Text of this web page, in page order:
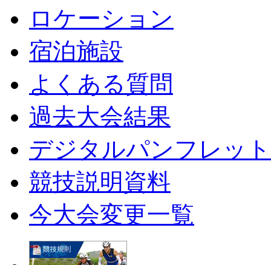
ロケーション
宿泊施設
よくある質問
過去大会結果
デジタルパンフレット
競技説明資料
今大会変更一覧